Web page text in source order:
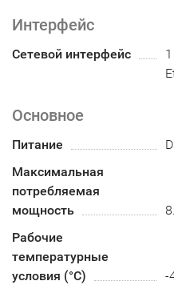
Интерфейс
Сетевой интерфейс
Основное
Питание
Максимальная
потребляемая
мощность
Рабочие
температурные
условия (°С)
-